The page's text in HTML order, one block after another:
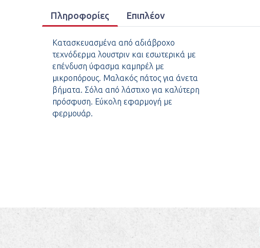
Πληροφορίες Επιπλέον
Κατασκευασμένα από αδιάβροχο
τεχνόδερμα λουστριν και εσωτερικά με
επένδυση ύφασμα καμπρέλ με
μικροπόρους. Μαλακός πάτος για άνετα
βήματα. Σόλα από λάστιχο για καλύτερη
πρόσφυση. Εύκολη εφαρμογή με
φερμουάρ.